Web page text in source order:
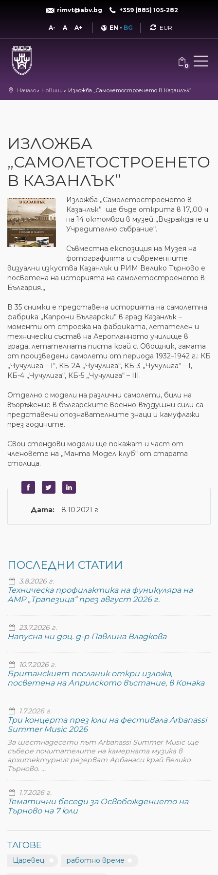
rimvt@abv.bg +359 (885) 105-282
A- A A+ EN - BG Currency
0
Начало Новини Изложба „Самолетостроенето в Казанлък”
ИЗЛОЖБА
„САМОЛЕТОСТРОЕНЕТО
В КАЗАНЛЪК”
Изложба „Самолетостроенето в
Казанлък” ще бъде открита в 17,,00 ч.
на 14 октомври в музей „Възраждане и
Учредително събрание“.
Съвместна експозиция на Музея на
фотографията и съвременните
визуални изкуства Казанлък и РИМ Велико Търново е
посветена на историята на самолетостроенето в
България.„
В 35 снимки е представена историята на самолетна
фабрика „Капрони Български” в град Казанлък –
моменти от строежа на фабриката, летателен и
технически състав на Аеропланното училище в
града, летателната писта край с. Овощник, гамата
от произведени самолети от периода 1932–1942 г.: КБ
„Чучулига – I“, КБ-2А „Чучулига“, КБ-3 „Чучулига“ – I,
КБ-4 „Чучулига“, КБ-5 „Чучулига“ – III.
Отделно с модели на различни самолети, били на
въоръжение в българските военно-въздушни сили са
представени опознавателните знаци и камуфлажи
през годините.
Свои стендови модели ще покажат и част от
членовете на „Манта Модел клуб“ от старата
столица.
Дата: 8.10.2021 г.
ПОСЛЕДНИ СТАТИИ
3.8.2026 г.
Техническа профилактика на фуникуляра на
АМР „Трапезица“ през август 2026 г.
23.7.2026 г.
Напусна ни доц. д-р Павлина Владкова
10.7.2026 г.
Британският посланик откри изложа,
посветена на Априлското въстание, в Конака
1.7.2026 г.
Три концерта през юли на фестивала Arbanassi
Summer Music 2026
За шестнадесети път Arbanassi Summer Music ще
събере почитателите на камерната музика в
архитектурния резерват Арбанаси край Велико
Търново. ...
1.7.2026 г.
Тематични беседи за Освобождението на
Търново на 7 юли
ТАГОВЕ
Царевец работно време